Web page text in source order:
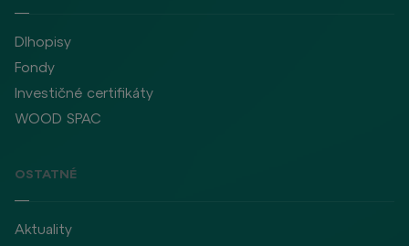
Dlhopisy
Fondy
Investičné certifikáty
WOOD SPAC
OSTATNÉ
Aktuality